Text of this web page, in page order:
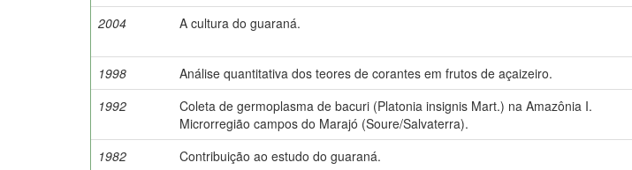
2004 A cultura do guaraná.
1998
Análise quantitativa dos teores de corantes em frutos de açaizeiro.
1992
Coleta de germoplasma de bacuri (Platonia insignis Mart.) na Amazônia I.
Microrregião campos do Marajó (Soure/Salvaterra).
1982 Contribuição ao estudo do guaraná.